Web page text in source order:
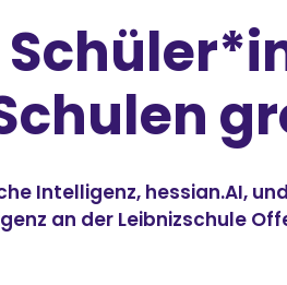
Intelligenz, hessian.AI,
an der Leibnizschule